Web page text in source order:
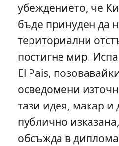
убеждението, че
бъде принуден да
териториални
постигне мир.
El Pais,
осведомени
тази идея, макар и
публично
обсъжда в